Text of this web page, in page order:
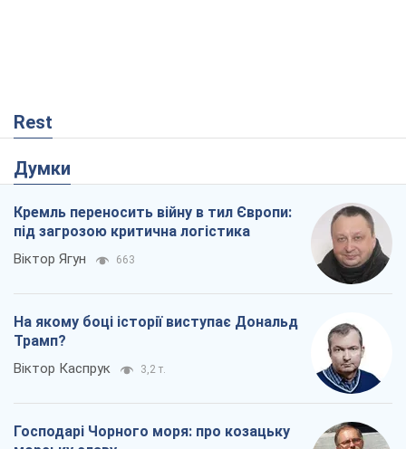
Rest
Думки
Кремль переносить війну в тил Європи:
під загрозою критична логістика
Віктор Ягун 663
На якому боці історії виступає Дональд
Трамп?
Віктор Каспрук 3,2 т.
Господарі Чорного моря: про козацьку